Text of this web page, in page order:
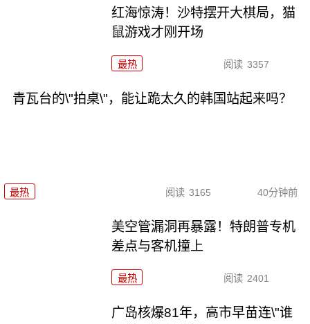
红海惊涛！沙特摆开大棋局，猫
鼠游戏才刚开场
最热 阅读 3357
青瓦台的\"拍桌\"，能让跪太久的韩国站起来吗？
最热 阅读 3165 40分钟前
美空管漏洞再暴露！特朗普专机
差点与客机撞上
最热 阅读 2401
广岛核爆81年，高市早苗连\"谁